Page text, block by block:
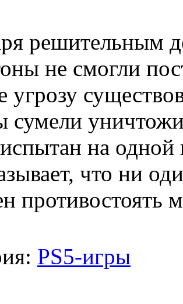
решительным
не смогли
угрозу
сумели
на одной
что ни
PS5-игры